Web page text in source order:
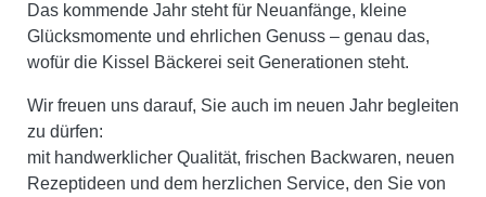
Das kommende Jahr steht für Neuanfänge, kleine
Glücksmomente und ehrlichen Genuss – genau das,
wofür die Kissel Bäckerei seit Generationen steht.
Wir freuen uns darauf, Sie auch im neuen Jahr begleiten
zu dürfen:
mit handwerklicher Qualität, frischen Backwaren, neuen
Rezeptideen und dem herzlichen Service, den Sie von